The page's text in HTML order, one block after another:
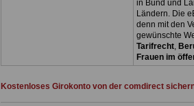
in Bund und
Ländern. Die
denn mit den
gewünschte
Tarifrecht,
Frauen im
Kostenloses Girokonto von der comdirect